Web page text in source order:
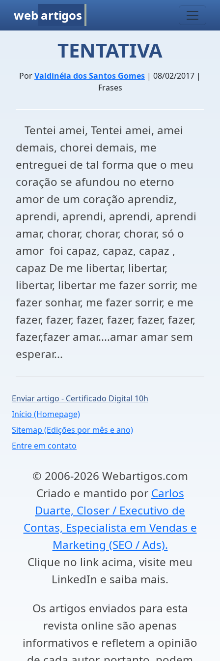
web artigos
TENTATIVA
PorValdinéia dos Santos Gomes | 08/02/2017 |
Frases
Tentei amei, Tentei amei, amei
demais, chorei demais, me
entreguei de tal forma que o meu
coração se afundou no eterno
amor de um coração aprendiz,
aprendi, aprendi, aprendi, aprendi
amar, chorar, chorar, chorar, só o
amor foi capaz, capaz, capaz ,
capaz De me libertar, libertar,
libertar, libertar me fazer sorrir, me
fazer sonhar, me fazer sorrir, e me
fazer, fazer, fazer, fazer, fazer, fazer,
fazer,fazer amar....amar amar sem
esperar...
Enviar artigo - Certificado Digital 10h
Início (Homepage)
Sitemap (Edições por mês e ano)
Entre em contato
© 2006-2026 Webartigos.com
Criado e mantido por Carlos
Duarte, Closer / Executivo de
Contas, Especialista em Vendas e
Marketing (SEO / Ads).
Clique no link acima, visite meu
LinkedIn e saiba mais.
Os artigos enviados para esta
revista online são apenas
informativos e refletem a opinião